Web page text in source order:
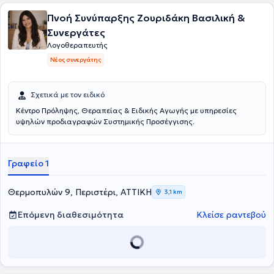
Πνοή Συνύπαρξης Ζουριδάκη Βασιλική &
Συνεργάτες
Λογοθεραπευτής
Νέος συνεργάτης
Σχετικά με τον ειδικό
Κέντρο Πρόληψης, Θεραπείας & Ειδικής Αγωγής με υπηρεσίες
υψηλών προδιαγραφών Συστημικής Προσέγγισης.
Γραφείο 1
Θερμοπυλών 9, Περιστέρι, ΑΤΤΙΚΗ 3,1 km
Επόμενη διαθεσιμότητα Κλείσε ραντεβού